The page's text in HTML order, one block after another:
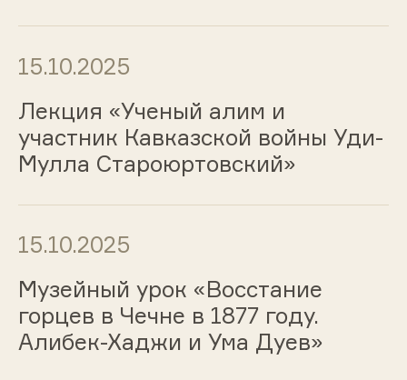
15.10.2025
Лекция «Ученый алим и
участник Кавказской войны Уди-
Мулла Староюртовский»
15.10.2025
Музейный урок «Восстание
горцев в Чечне в 1877 году.
Алибек-Хаджи и Ума Дуев»